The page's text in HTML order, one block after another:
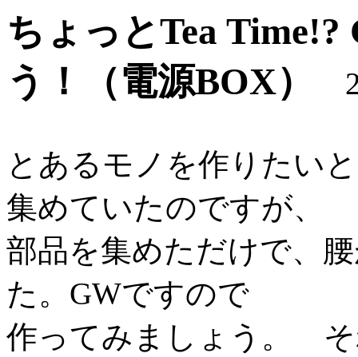
ちょっとTea
う！（電源BOX）
とあるモノを作りたい
集めていたのですが、
部品を集めただけで、
た。GWですので
作ってみましょう。 そ